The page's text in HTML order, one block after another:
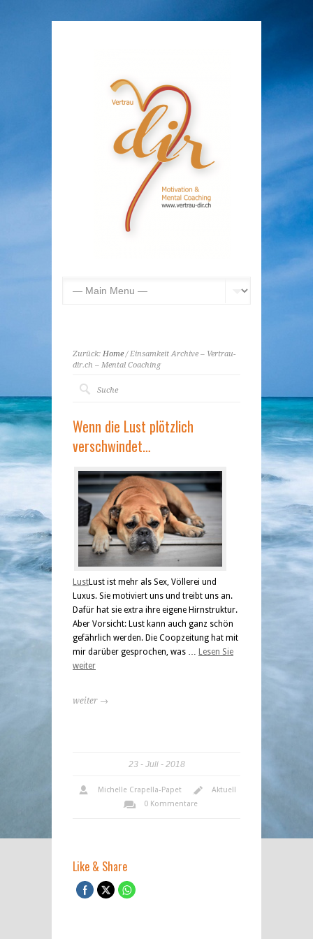
Zurück: Home/ Einsamkeit Archive – Vertrau-
dir.ch – Mental Coaching
Wenn die Lust plötzlich
verschwindet…
LustLust ist mehr als Sex, Völlerei und
Luxus. Sie motiviert uns und treibt uns an.
Dafür hat sie extra ihre eigene Hirnstruktur.
Aber Vorsicht: Lust kann auch ganz schön
gefährlich werden. Die Coopzeitung hat mit
mir darüber gesprochen, was … Lesen Sie
weiter
weiter →
23 Juli 2018
Michelle Crapella-Papet
Aktuell
0 Kommentare
Like & Share